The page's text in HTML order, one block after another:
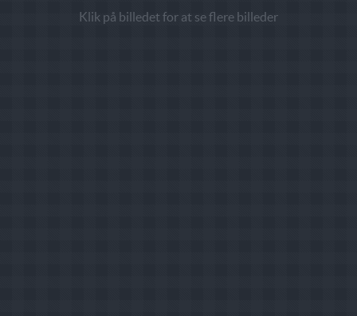
Klik på billedet for at se flere billeder